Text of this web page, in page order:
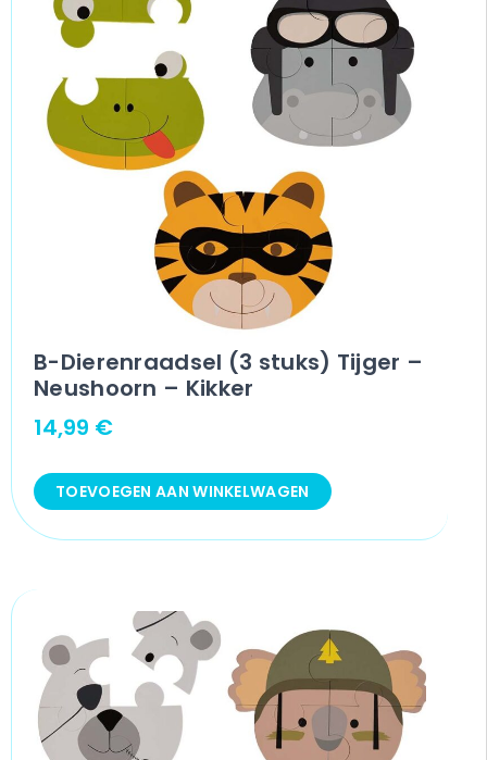
B-Dierenraadsel (3 stuks) Tijger –
Neushoorn – Kikker
14,99 €
TOEVOEGEN AAN WINKELWAGEN